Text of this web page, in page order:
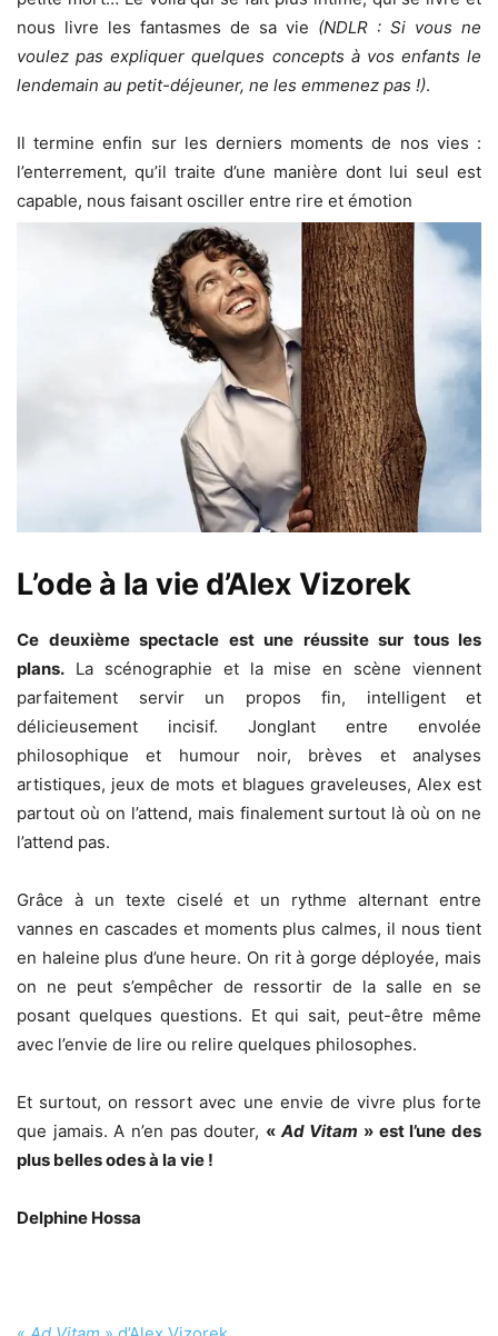
nous livre les fantasmes de sa vie (NDLR : Si vous ne
voulez pas expliquer quelques concepts à vos enfants le
lendemain au petit-déjeuner, ne les emmenez pas !).
Il termine enfin sur les derniers moments de nos vies :
l’enterrement, qu’il traite d’une manière dont lui seul est
capable, nous faisant osciller entre rire et émotion
L’ode à la vie d’Alex Vizorek
Ce deuxième spectacle est une réussite sur tous les
plans. La scénographie et la mise en scène viennent
parfaitement servir un propos fin, intelligent et
délicieusement incisif. Jonglant entre envolée
philosophique et humour noir, brèves et analyses
artistiques, jeux de mots et blagues graveleuses, Alex est
partout où on l’attend, mais finalement surtout là où on ne
l’attend pas.
Grâce à un texte ciselé et un rythme alternant entre
vannes en cascades et moments plus calmes, il nous tient
en haleine plus d’une heure. On rit à gorge déployée, mais
on ne peut s’empêcher de ressortir de la salle en se
posant quelques questions. Et qui sait, peut-être même
avec l’envie de lire ou relire quelques philosophes.
Et surtout, on ressort avec une envie de vivre plus forte
que jamais. A n’en pas douter, « Ad Vitam » est l’une des
plus belles odes à la vie !
Delphine Hossa